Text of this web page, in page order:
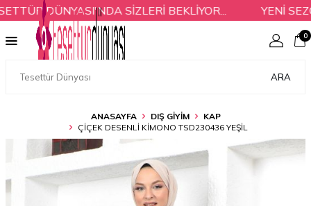
DÜNYASI'NDA SİZLERİ BEKLİYOR... YENİ
ARA
0
ANASAYFA DIŞ GİYİM
KAP
ÇIÇEK DESENLI KIMONO TSD230436 YEŞIL